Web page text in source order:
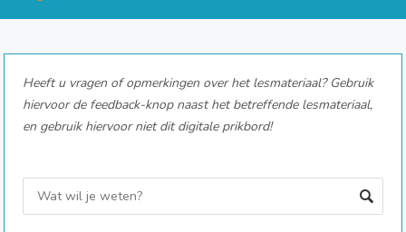
Heeft u vragen of opmerkingen over het lesmateriaal? Gebruik
hiervoor de feedback-knop naast het betreffende lesmateriaal,
en gebruik hiervoor niet dit digitale prikbord!